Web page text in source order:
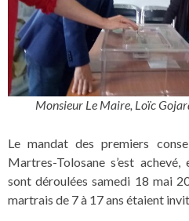
Monsieur Le Maire, Loïc
Le mandat des premiers
Martres-Tolosane s’est
sont déroulées samedi 18 mai
martrais de 7 à 17 ans étaient